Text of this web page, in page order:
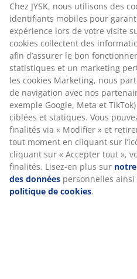
Options de livraison
Livraison facile et rapide
Chaise de jardin en bois
bois durable est traité avec
protéger et lui donner une
recommandé d'huiler
maintenir sa couleur et le
RÉFÉRENCE: 3725181
Instruction de montage
Chez JYSK, nous utilisons des
identifiants mobiles pour
expérience lors de votre visite
cookies collectent des
afin d’assurer le bon
statistiques et un marketing
les cookies Marketing, nous
de navigation avec nos
exemple Google, Meta et
ciblées et statiques. Vous
finalités via « Modifier » et
tout moment en cliquant sur
cliquant sur « Accepter tout »,
finalités. Lisez-en plus sur
des données personnelles
politique de cookies.